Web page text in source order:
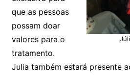
que as pessoas
possam doar
valores para o
tratamento.
Julia também estará presente